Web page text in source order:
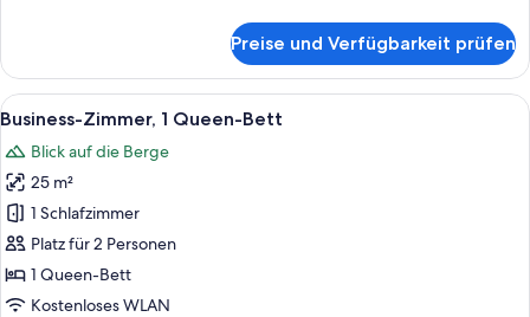
Zimmer,
1 King-
Bett
Preise und Verfügbarkeit prüfen
Alle
Fotos
für
Business-
Zimmer,
1
Queen-
Bett
Eine moderne Kaffeemaschine mit
7
Business-Zimmer, 1 Queen-Bett
Blick auf die Berge
25 m²
1 Schlafzimmer
Platz für 2 Personen
1 Queen-Bett
Kostenloses WLAN